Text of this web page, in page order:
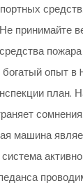
принимайте
богатый опыт
машина